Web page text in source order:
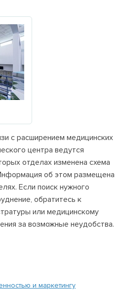
с расширением медицинских
центра ведутся
отделах изменена схема
об этом размещена
Если поиск нужного
обратитесь к
или медицинскому
за возможные неудобства.
и маркетингу